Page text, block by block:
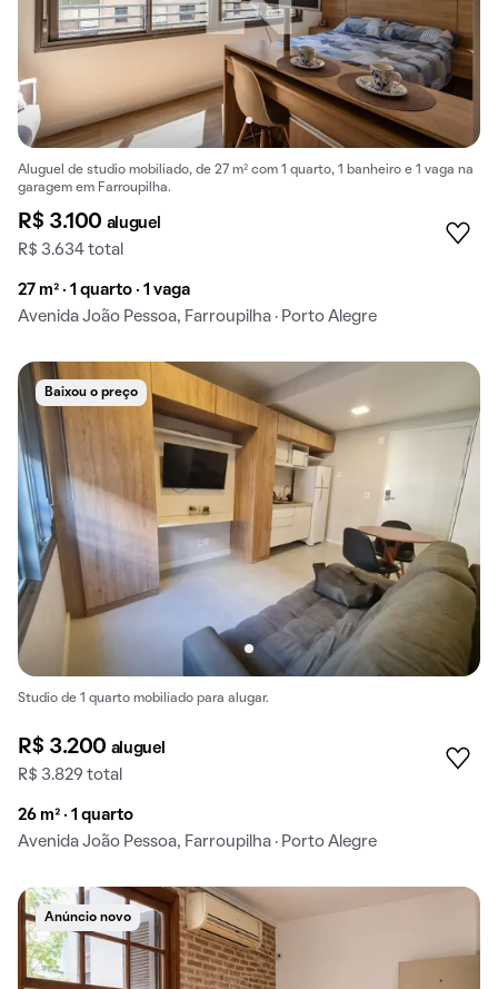
Aluguel de studio mobiliado, de 27 m² com 1 quarto, 1 banheiro e 1 vaga na
garagem em Farroupilha.
R$ 3.100 aluguel
R$ 3.634 total
27 m² · 1 quarto · 1 vaga
Avenida João Pessoa, Farroupilha · Porto Alegre
Baixou o preço
Studio de 1 quarto mobiliado para alugar.
R$ 3.200 aluguel
R$ 3.829 total
26 m² · 1 quarto
Avenida João Pessoa, Farroupilha · Porto Alegre
Anúncio novo